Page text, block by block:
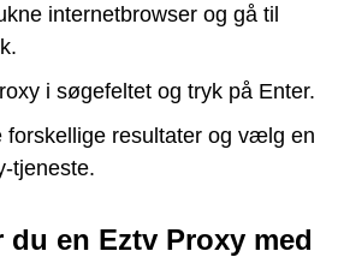
internetbrowser og gå til
i søgefeltet og tryk på Enter.
forskellige resultater og vælg en
tjeneste.
du en Eztv Proxy med